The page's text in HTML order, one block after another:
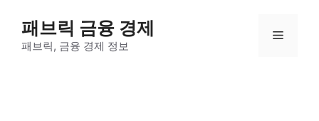
패브릭 금융 경제
패브릭, 금융 경제 정보
메